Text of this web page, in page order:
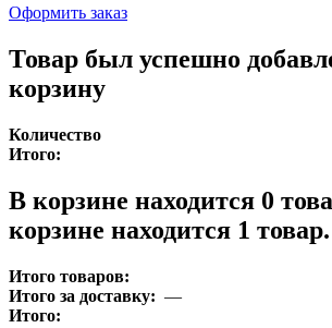
Оформить заказ
Товар был успешно
корзину
Количество
Итого:
В корзине находится 0
корзине находится 1 товар.
Итого товаров:
Итого за доставку: —
Итого: